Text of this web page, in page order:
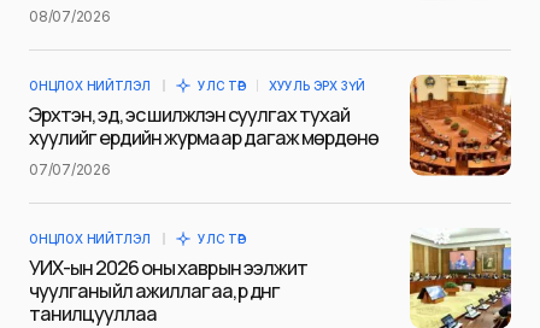
Сэтгэгдэл*
08/07/2026
ОНЦЛОХ НИЙТЛЭЛ УЛС ТӨР ХУУЛЬ ЭРХ ЗҮЙ
Эрхтэн, эд, эс шилжүүлэн суулгах тухай
хуулийг ердийн журмаар дагаж мөрдөнө
07/07/2026
ОНЦЛОХ НИЙТЛЭЛ УЛС ТӨР
УИХ-ын 2026 оны хаврын ээлжит
чуулганы үйл ажиллагаа, үр дүнг
танилцууллаа